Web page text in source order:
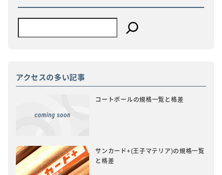
アクセスの多い記事
コートボールの規格一覧と格差
サンカード+(王子マテリア)の規格一覧
と格差